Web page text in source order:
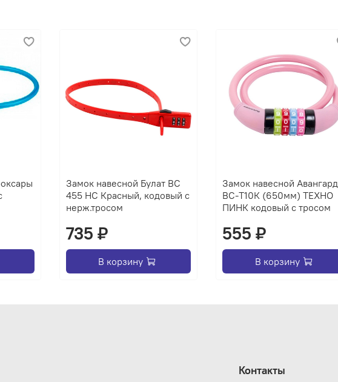
Замок навесной Булат ВС
455 HC Красный, кодовый с
нерж.тросом
735 ₽
В корзину
Замок навесной Авангард
ВС-Т10К (650мм) ТЕХНО
ПИНК кодовый с тросом
555 ₽
В корзину
Контакты